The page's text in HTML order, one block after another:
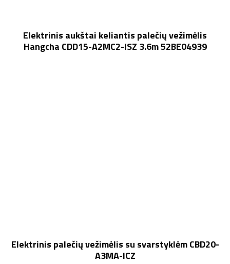
Elektrinis aukštai keliantis palečių vežimėlis
Hangcha CDD15-A2MC2-ISZ 3.6m 52BE04939
Elektrinis palečių vežimėlis su svarstyklėm CBD20-
A3MA-ICZ